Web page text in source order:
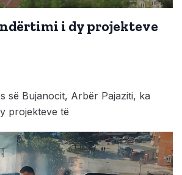
i dy projekteve
së Bujanocit, Arbër Pajaziti, ka
projekteve të